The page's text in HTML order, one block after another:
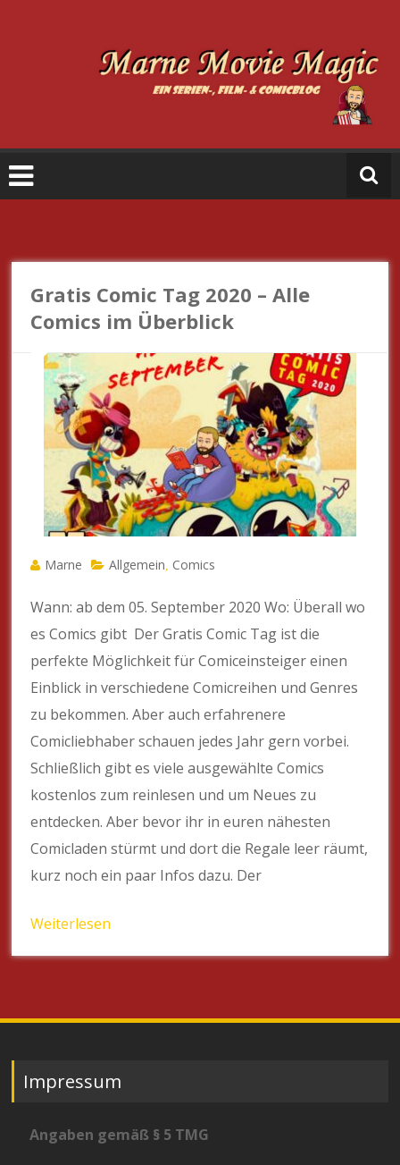
a
e
o
vi
e
M
a
gi
c
Gratis Comic Tag 2020 – Alle
Comics im Überblick
Marne Allgemein Comics
Wann: ab dem 05. September 2020 Wo: Überall wo
es Comics gibt Der Gratis Comic Tag ist die
perfekte Möglichkeit für Comiceinsteiger einen
Einblick in verschiedene Comicreihen und Genres
zu bekommen. Aber auch erfahrenere
Comicliebhaber schauen jedes Jahr gern vorbei.
Schließlich gibt es viele ausgewählte Comics
kostenlos zum reinlesen und um Neues zu
entdecken. Aber bevor ihr in euren nähesten
Comicladen stürmt und dort die Regale leer räumt,
kurz noch ein paar Infos dazu. Der
Weiterlesen
Impressum
Angaben gemäß § 5 TMG